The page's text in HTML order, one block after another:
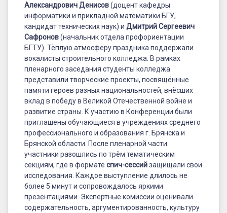
Александрович Денисов(доцент кафедры
информатики и прикладной математики БГУ,
кандидат технических наук) и Дмитрий Сергеевич
Сафронов(начальник отдела профориентации
БГТУ). Тёплую атмосферу праздника поддержали
вокалисты строительного колледжа. В рамках
пленарного заседания студенты колледжа
представили творческие проекты, посвящённые
памяти героев разных национальностей, внёсших
вклад в победу в Великой Отечественной войне и
развитие страны. К участию в Конференции были
приглашены обучающиеся в учреждениях среднего
профессионального и образования г. Брянска и
Брянской области. После пленарной части
участники разошлись по трём тематическим
секциям, где в формате спич-сессийзащищали свои
исследования. Каждое выступление длилось не
более 5 минут и сопровождалось яркими
презентациями. Экспертные комиссии оценивали
содержательность, аргументированность, культуру